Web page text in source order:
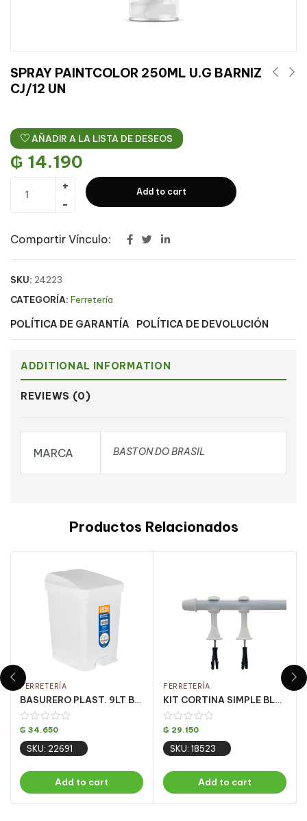
SPRAY PAINTCOLOR 250ML U.G BARNIZ
CJ/12 UN
AÑADIR A LA LISTA DE DESEOS
₲ 14.190
Add to cart
Compartir Vínculo:
SKU: 24223
CATEGORÍA: Ferretería
POLÍTICA DE GARANTÍA POLÍTICA DE DEVOLUCIÓN
ADDITIONAL INFORMATION
REVIEWS (0)
MARCA BASTON DO BRASIL
Productos Relacionados
FERRETERÍA
BASURERO PLAST. 9LT BLANCO C/ PEDAL CJ C/ 4UN
₲ 34.650
SKU: 22691
Add to cart
FERRETERÍA
KIT CORTINA SIMPLE BLANCO 2.50 MT (PQT C/ 5 UN)
₲ 29.150
SKU: 18523
Add to cart